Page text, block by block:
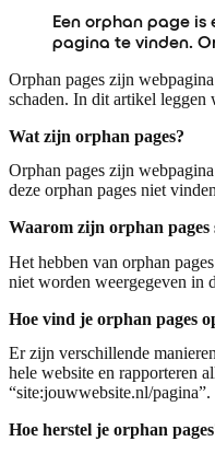
Een orphan page
pagina te vinden.
Orphan pages zijn
schaden. In dit artikel leggen
Wat zijn orphan pages?
Orphan pages zijn
deze orphan pages niet
Waarom zijn orphan pages
Het hebben van orphan
niet worden weergegeven in
Hoe vind je orphan pages
Er zijn verschillende
hele website en rapporteren
“site:jouwwebsite.nl/pagina”.
Hoe herstel je orphan